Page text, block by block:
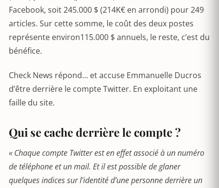
Facebook, soit 245.000 $ (214K€ en arrondi) pour 249
articles. Sur cette somme, le coût des deux postes
représente environ115.000 $ annuels, le reste, c’est du
bénéfice.
Check News répond… et accuse Emmanuelle Ducros
d’être derrière le compte Twitter. En exploitant une
faille du site.
Qui se cache derrière le compte ?
« Chaque compte Twitter est en effet associé à un numéro
de téléphone et un mail. Et il est possible de glaner
quelques indices sur l’identité d’une personne derrière un